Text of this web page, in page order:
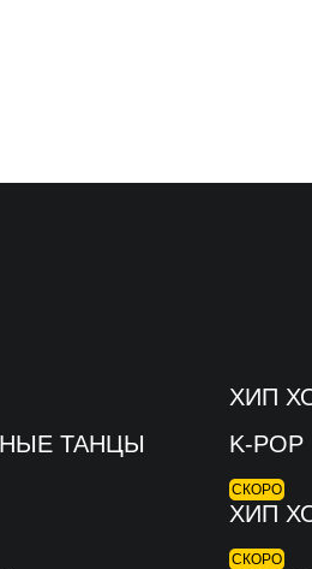
ХИП
ТАНЦЫ
K-POP
СКОРО
ХИП
СКОРО